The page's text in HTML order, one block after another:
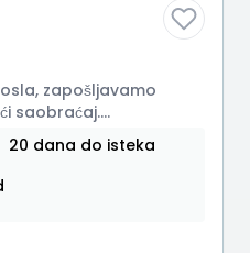
zapošljavamo
saobraćaj.
radno iskustv...
20 dana do isteka